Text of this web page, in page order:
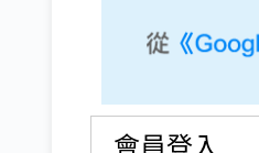
會員登入